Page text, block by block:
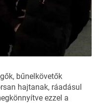
bűnelkövetők
hajtanak, ráadásul
ezzel a